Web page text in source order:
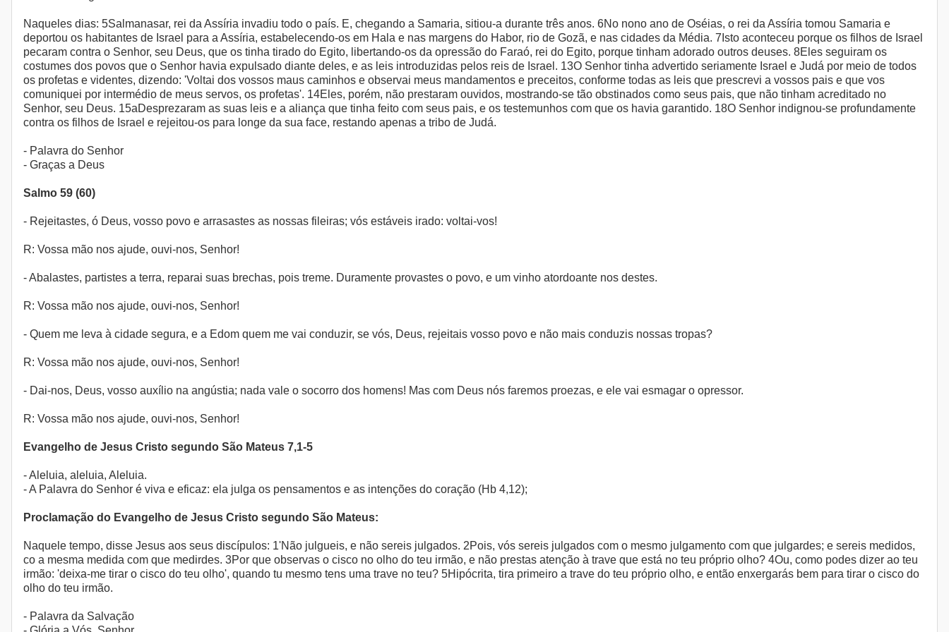
Naqueles dias: 5Salmanasar, rei da Assíria invadiu todo o país. E, chegando a Samaria, sitiou-a durante três anos. 6No nono ano de Oséias, o rei da Assíria tomou Samaria e
deportou os habitantes de Israel para a Assíria, estabelecendo-os em Hala e nas margens do Habor, rio de Gozã, e nas cidades da Média. 7Isto aconteceu porque os filhos de Israel
pecaram contra o Senhor, seu Deus, que os tinha tirado do Egito, libertando-os da opressão do Faraó, rei do Egito, porque tinham adorado outros deuses. 8Eles seguiram os
costumes dos povos que o Senhor havia expulsado diante deles, e as leis introduzidas pelos reis de Israel. 13O Senhor tinha advertido seriamente Israel e Judá por meio de todos
os profetas e videntes, dizendo: 'Voltai dos vossos maus caminhos e observai meus mandamentos e preceitos, conforme todas as leis que prescrevi a vossos pais e que vos
comuniquei por intermédio de meus servos, os profetas'. 14Eles, porém, não prestaram ouvidos, mostrando-se tão obstinados como seus pais, que não tinham acreditado no
Senhor, seu Deus. 15aDesprezaram as suas leis e a aliança que tinha feito com seus pais, e os testemunhos com que os havia garantido. 18O Senhor indignou-se profundamente
contra os filhos de Israel e rejeitou-os para longe da sua face, restando apenas a tribo de Judá.
- Palavra do Senhor
- Graças a Deus
Salmo 59 (60)
- Rejeitastes, ó Deus, vosso povo e arrasastes as nossas fileiras; vós estáveis irado: voltai-vos!
R: Vossa mão nos ajude, ouvi-nos, Senhor!
- Abalastes, partistes a terra, reparai suas brechas, pois treme. Duramente provastes o povo, e um vinho atordoante nos destes.
R: Vossa mão nos ajude, ouvi-nos, Senhor!
- Quem me leva à cidade segura, e a Edom quem me vai conduzir, se vós, Deus, rejeitais vosso povo e não mais conduzis nossas tropas?
R: Vossa mão nos ajude, ouvi-nos, Senhor!
- Dai-nos, Deus, vosso auxílio na angústia; nada vale o socorro dos homens! Mas com Deus nós faremos proezas, e ele vai esmagar o opressor.
R: Vossa mão nos ajude, ouvi-nos, Senhor!
Evangelho de Jesus Cristo segundo São Mateus 7,1-5
- Aleluia, aleluia, Aleluia.
- A Palavra do Senhor é viva e eficaz: ela julga os pensamentos e as intenções do coração (Hb 4,12);
Proclamação do Evangelho de Jesus Cristo segundo São Mateus:
Naquele tempo, disse Jesus aos seus discípulos: 1'Não julgueis, e não sereis julgados. 2Pois, vós sereis julgados com o mesmo julgamento com que julgardes; e sereis medidos,
co a mesma medida com que medirdes. 3Por que observas o cisco no olho do teu irmão, e não prestas atenção à trave que está no teu próprio olho? 4Ou, como podes dizer ao teu
irmão: 'deixa-me tirar o cisco do teu olho', quando tu mesmo tens uma trave no teu? 5Hipócrita, tira primeiro a trave do teu próprio olho, e então enxergarás bem para tirar o cisco do
olho do teu irmão.
- Palavra da Salvação